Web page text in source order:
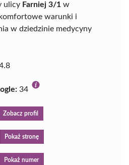
ulicy Farniej 3/1 w
warunki i
w dziedzinie medycyny
34
Zobacz profil
Pokaż stronę
Pokaż numer